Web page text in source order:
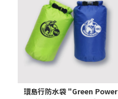
環島行防水袋 "Green Power